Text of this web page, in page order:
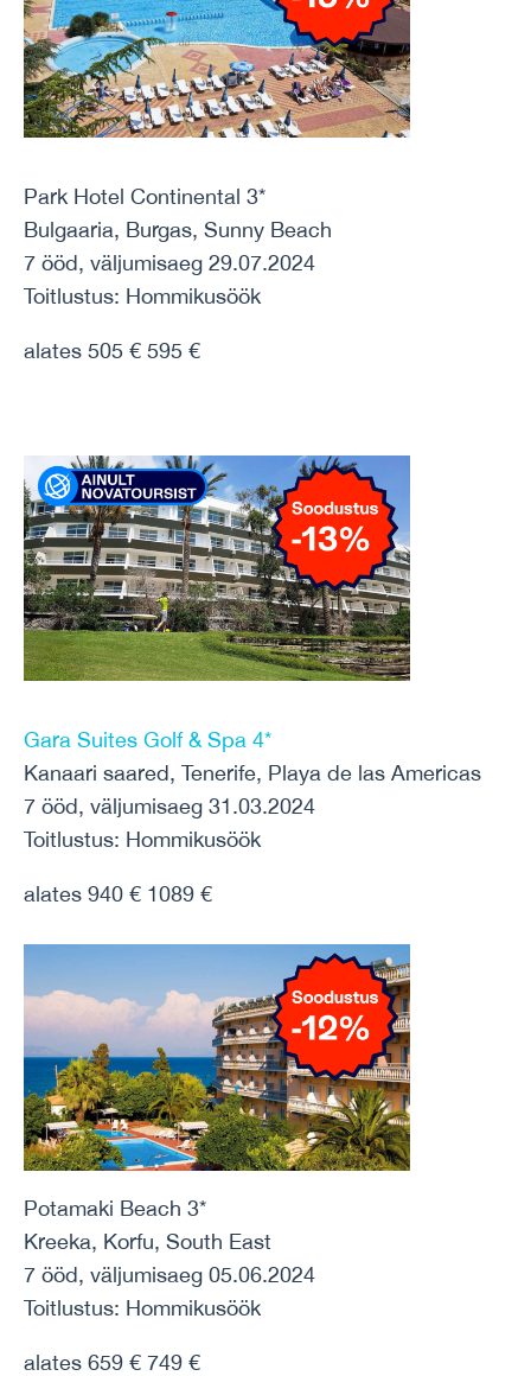
Park Hotel Continental 3*
Bulgaaria, Burgas, Sunny Beach
7 ööd, väljumisaeg 29.07.2024
Toitlustus: Hommikusöök
alates 505 € 595 €
Gara Suites Golf & Spa 4*
Kanaari saared, Tenerife, Playa de las Americas
7 ööd, väljumisaeg 31.03.2024
Toitlustus: Hommikusöök
alates 940 € 1089 €
Potamaki Beach 3*
Kreeka, Korfu, South East
7 ööd, väljumisaeg 05.06.2024
Toitlustus: Hommikusöök
alates 659 € 749 €